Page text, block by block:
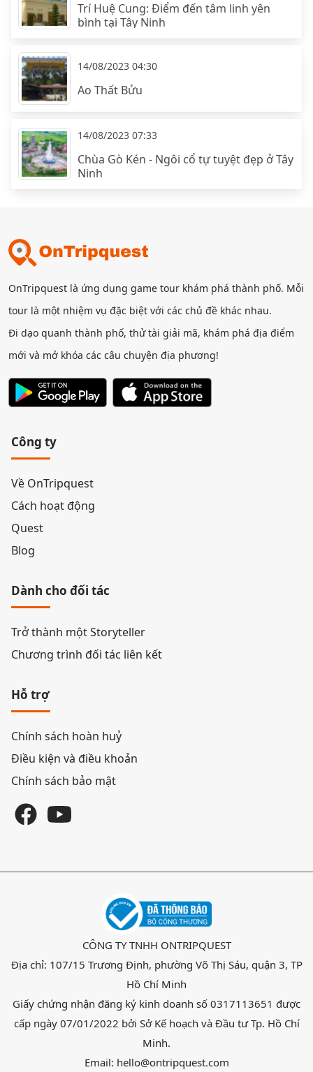
Trí Huệ Cung: Điểm đến tâm linh yên
bình tại Tây Ninh
14/08/2023 04:30
Ao Thất Bửu
14/08/2023 07:33
Chùa Gò Kén - Ngôi cổ tự tuyệt đẹp ở Tây
Ninh
OnTripquest là ứng dụng game tour khám phá thành phố. Mỗi
tour là một nhiệm vụ đặc biệt với các chủ đề khác nhau.
Đi dạo quanh thành phố, thử tài giải mã, khám phá địa điểm
mới và mở khóa các câu chuyện địa phương!
Công ty
Về OnTripquest
Cách hoạt động
Quest
Blog
Dành cho đối tác
Trở thành một Storyteller
Chương trình đối tác liên kết
Hỗ trợ
Chính sách hoàn huỷ
Điều kiện và điều khoản
Chính sách bảo mật
CÔNG TY TNHH ONTRIPQUEST
Địa chỉ: 107/15 Trương Định, phường Võ Thị Sáu, quận 3, TP
Hồ Chí Minh
Giấy chứng nhận đăng ký kinh doanh số 0317113651 được
cấp ngày 07/01/2022 bởi Sở Kế hoạch và Đầu tư Tp. Hồ Chí
Minh.
Email: hello@ontripquest.com